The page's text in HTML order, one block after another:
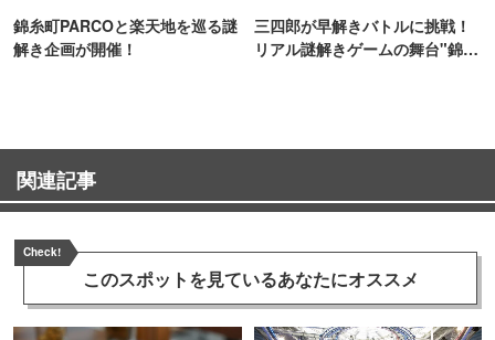
錦糸町PARCOと楽天地を巡る謎
解き企画が開催！
三四郎が早解きバトルに挑戦！
リアル謎解きゲームの舞台"錦糸
関連記事
Check!
このスポットを見ているあなたにオススメ